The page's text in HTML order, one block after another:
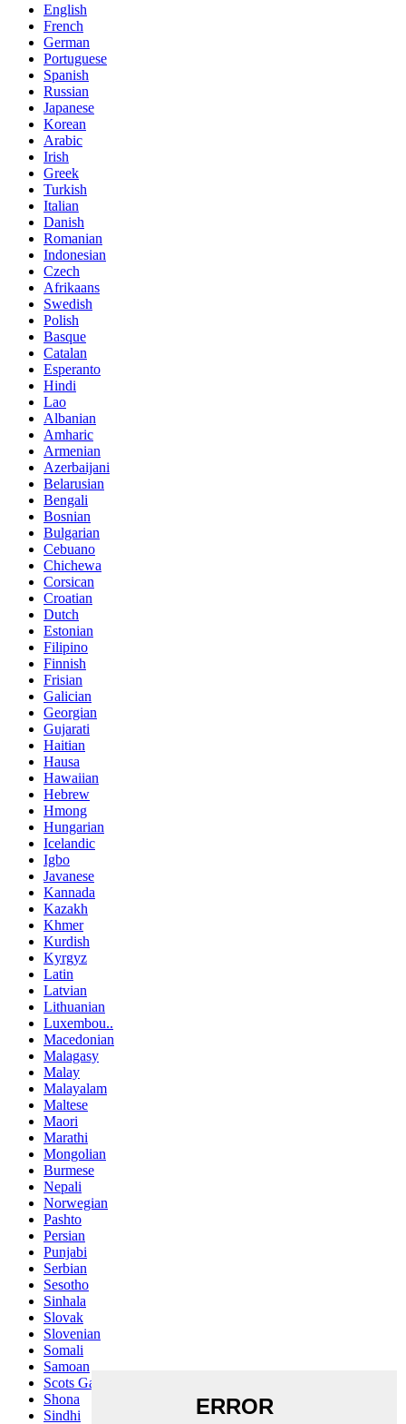
English
French
German
Portuguese
Spanish
Russian
Japanese
Korean
Arabic
Irish
Greek
Turkish
Italian
Danish
Romanian
Indonesian
Czech
Afrikaans
Swedish
Polish
Basque
Catalan
Esperanto
Hindi
Lao
Albanian
Amharic
Armenian
Azerbaijani
Belarusian
Bengali
Bosnian
Bulgarian
Cebuano
Chichewa
Corsican
Croatian
Dutch
Estonian
Filipino
Finnish
Frisian
Galician
Georgian
Gujarati
Haitian
Hausa
Hawaiian
Hebrew
Hmong
Hungarian
Icelandic
Igbo
Javanese
Kannada
Kazakh
Khmer
Kurdish
Kyrgyz
Latin
Latvian
Lithuanian
Luxembou..
Macedonian
Malagasy
Malay
Malayalam
Maltese
Maori
Marathi
Mongolian
Burmese
Nepali
Norwegian
Pashto
Persian
Punjabi
Serbian
Sesotho
Sinhala
Slovak
Slovenian
Somali
Samoan
Scots Gaelic
Shona
Sindhi